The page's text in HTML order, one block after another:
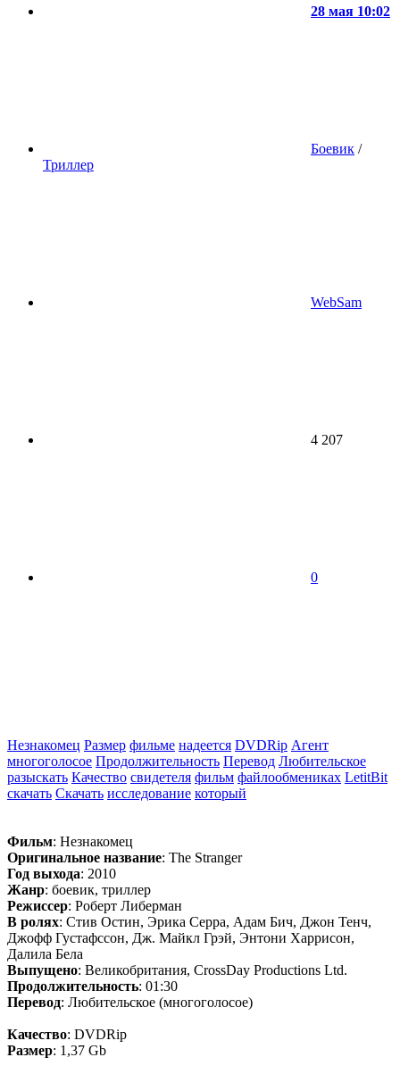
28 мая 10:02
Боевик /
Триллер
WebSam
4 207
0
Незнакомец Размер фильме надеется DVDRip Агент
многоголосое Продолжительность Перевод Любительское
разыскать Качество свидетеля фильм файлообмениках LetitBit
скачать Скачать исследование который
Фильм: Незнакомец
Оригинальное название: The Stranger
Год выхода: 2010
Жанр: боевик, триллер
Режиссер: Роберт Либерман
В ролях: Стив Остин, Эрика Серра, Адам Бич, Джон Тенч,
Джофф Густафссон, Дж. Майкл Грэй, Энтони Харрисон,
Далила Бела
Выпущено: Великобритания, CrossDay Productions Ltd.
Продолжительность: 01:30
Перевод: Любительское (многоголосое)
Качество: DVDRip
Размер: 1,37 Gb